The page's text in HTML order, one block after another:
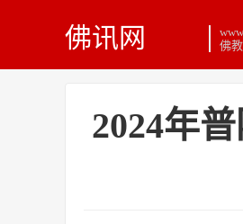
佛讯网
佛
2024年